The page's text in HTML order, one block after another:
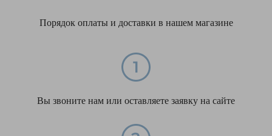
Порядок оплаты и доставки в нашем магазине
Вы звоните нам или оставляете заявку на сайте